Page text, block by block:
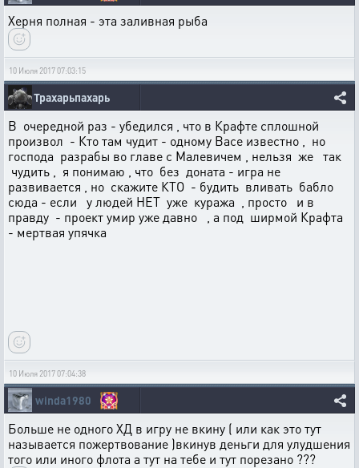
Херня полная - эта заливная рыба
10 Июля 2017 07:03:15
Трахарьпахарь
В очередной раз - убедился , что в Крафте сплошной
произвол - Кто там чудит - одному Васе известно , но
господа разрабы во главе с Малевичем , нельзя же так
чудить , я понимаю , что без доната - игра не
развивается , но скажите КТО - будить вливать бабло
сюда - если у людей НЕТ уже куража , просто и в
правду - проект умир уже давно , а под ширмой Крафта
- мертвая упячка
10 Июля 2017 07:04:38
winda1980
Больше не одного ХД в игру не вкину ( или как это тут
называется пожертвование )вкинув деньги для улудшения
того или иного флота а тут на тебе и тут порезано ???